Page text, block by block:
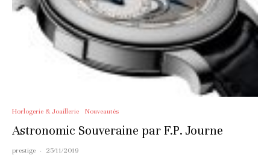
Horlogerie & Joaillerie Nouveautés
Astronomic Souveraine par F.P. Journe
prestige · 25/11/2019